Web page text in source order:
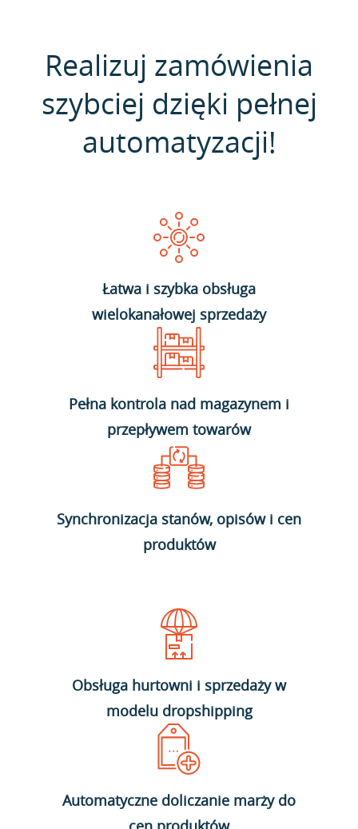
Realizuj zamówienia
szybciej dzięki pełnej
automatyzacji!
Łatwa i szybka obsługa
wielokanałowej sprzedaży
Pełna kontrola nad magazynem i
przepływem towarów
Synchronizacja stanów, opisów i cen
produktów
Obsługa hurtowni i sprzedaży w
modelu dropshipping
Automatyczne doliczanie marży do